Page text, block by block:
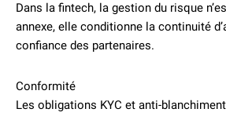
Dans la fintech, la gestion du risque
annexe, elle conditionne la continuité
confiance des partenaires.
Conformité
Les obligations KYC et anti-